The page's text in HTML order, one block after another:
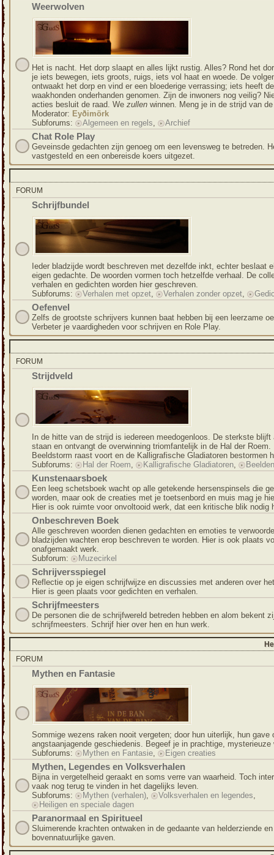
Weerwolven
Het is nacht. Het dorp slaapt en alles lijkt rustig. Alles? Rond het
je iets bewegen, iets groots, ruigs, iets vol haat en woede. De
ontwaakt het dorp en vind er een bloederige verrassing; iets heeft de
waakhonden onderhanden genomen. Zijn de inwoners nog veilig?
acties besluit de raad. We zullen winnen. Meng je in de strijd van
Moderator: Eyðimörk
Subforums:
Algemeen en regels, Archief
Chat Role Play
Geveinsde gedachten zijn genoeg om een levensweg te betreden.
vastgesteld en een onbereisde koers uitgezet.
FORUM
Schrijfbundel
Ieder bladzijde wordt beschreven met dezelfde inkt, echter beslaat
eigen gedachte. De woorden vormen toch hetzelfde verhaal. De
verhalen en gedichten worden hier geschreven.
Subforums:
Verhalen met opzet, Verhalen zonder opzet,
Oefenvel
Zelfs de grootste schrijvers kunnen baat hebben bij een leerzame
Verbeter je vaardigheden voor schrijven en Role Play.
FORUM
Strijdveld
In de hitte van de strijd is iedereen meedogenloos. De sterkste
staan en ontvangt de overwinning triomfantelijk in de Hal der Roem.
Beeldstorm raast voort en de Kalligrafische Gladiatoren bestormen
Subforums:
Hal der Roem, Kalligrafische Gladiatoren,
Kunstenaarsboek
Een leeg schetsboek wacht op alle getekende hersenspinsels die
worden, maar ook de creaties met je toetsenbord en muis mag je
Hier is ook ruimte voor onvoltooid werk, dat een kritische blik nodig
Onbeschreven Boek
Alle geschreven woorden dienen gedachten en emoties te
bladzijden wachten erop beschreven te worden. Hier is ook plaats
onafgemaakt werk.
Subforum:
Muzecirkel
Schrijversspiegel
Reflectie op je eigen schrijfwijze en discussies met anderen over
Hier is geen plaats voor gedichten en verhalen.
Schrijfmeesters
De personen die de schrijfwereld betreden hebben en alom bekent
schrijfmeesters. Schrijf hier over hen en hun werk.
FORUM
Mythen en Fantasie
Sommige wezens raken nooit vergeten; door hun uiterlijk, hun gave
angstaanjagende geschiedenis. Begeef je in prachtige, mysterieuze
Subforums:
Mythen en Fantasie, Eigen creaties
Mythen, Legendes en Volksverhalen
Bijna in vergetelheid geraakt en soms verre van waarheid. Toch
vaak nog terug te vinden in het dagelijks leven.
Subforums:
Mythen (verhalen), Volksverhalen en legendes,
Heiligen en speciale dagen
Paranormaal en Spiritueel
Sluimerende krachten ontwaken in de gedaante van helderziende en
bovennatuurlijke gaven.